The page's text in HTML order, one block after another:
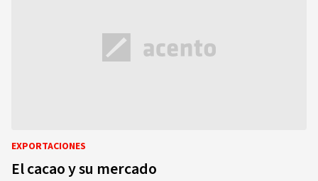
EXPORTACIONES
El cacao y su mercado